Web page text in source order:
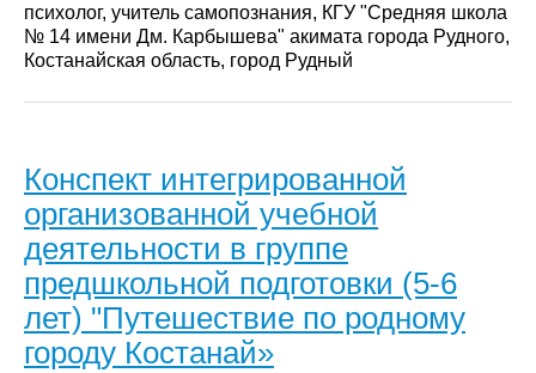
психолог, учитель самопознания, КГУ "Средняя школа
№ 14 имени Дм. Карбышева" акимата города Рудного,
Костанайская область, город Рудный
Конспект интегрированной
организованной учебной
деятельности в группе
предшкольной подготовки (5-6
лет) "Путешествие по родному
городу Костанай»